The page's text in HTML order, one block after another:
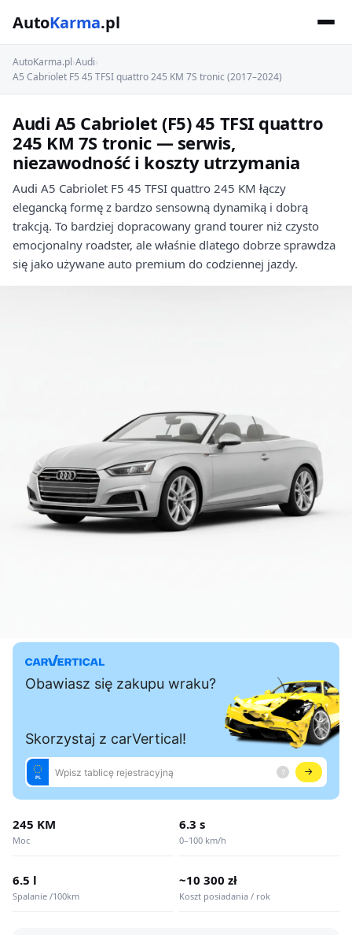
AutoKarma.pl
AutoKarma.pl›Audi›
A5 Cabriolet F5 45 TFSI quattro 245 KM 7S tronic (2017–2024)
Audi A5 Cabriolet (F5) 45 TFSI quattro
245 KM 7S tronic — serwis,
niezawodność i koszty utrzymania
Audi A5 Cabriolet F5 45 TFSI quattro 245 KM łączy
elegancką formę z bardzo sensowną dynamiką i dobrą
trakcją. To bardziej dopracowany grand tourer niż czysto
emocjonalny roadster, ale właśnie dlatego dobrze sprawdza
się jako używane auto premium do codziennej jazdy.
245 KM
Moc
6.3 s
0–100 km/h
6.5 l
Spalanie /100km
~10 300 zł
Koszt posiadania / rok